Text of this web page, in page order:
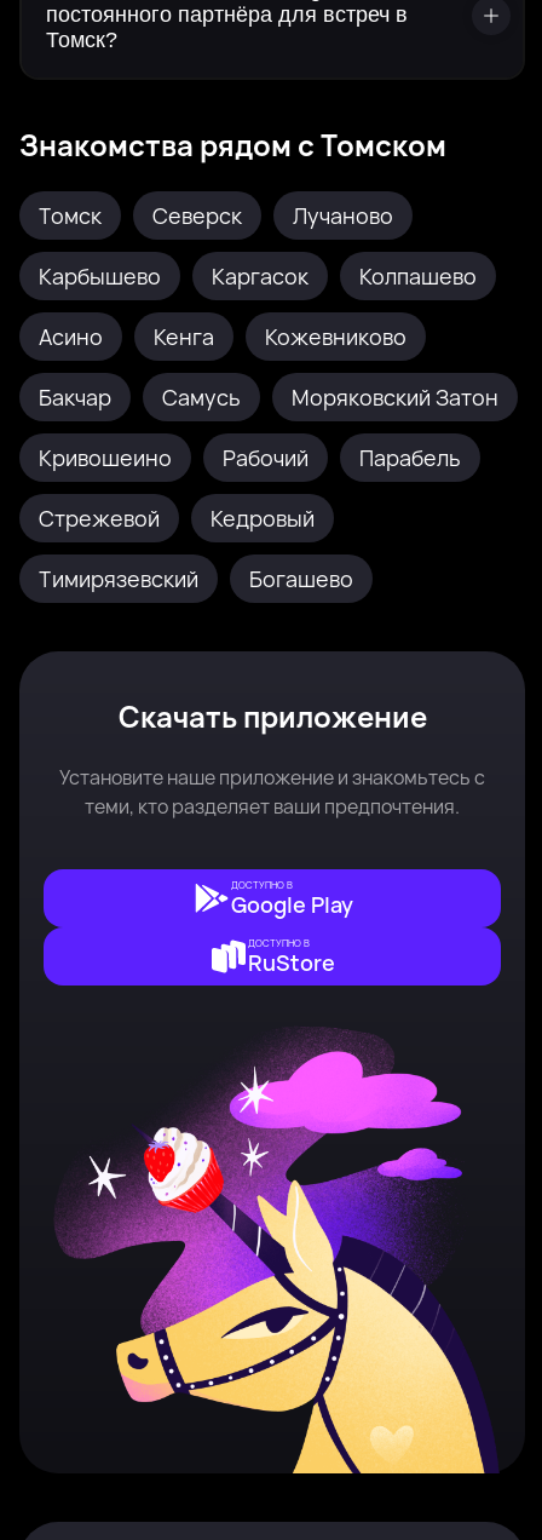
постоянного партнёра для встреч в
Томск?
Знакомства рядом с Томском
Томск Северск Лучаново
Карбышево Каргасок Колпашево
Асино Кенга Кожевниково
Бакчар Самусь Моряковский Затон
Кривошеино Рабочий Парабель
Стрежевой Кедровый
Тимирязевский Богашево
Скачать приложение
Установите наше приложение и знакомьтесь с
теми, кто разделяет ваши предпочтения.
ДОСТУПНО В
Google Play
ДОСТУПНО В
RuStore